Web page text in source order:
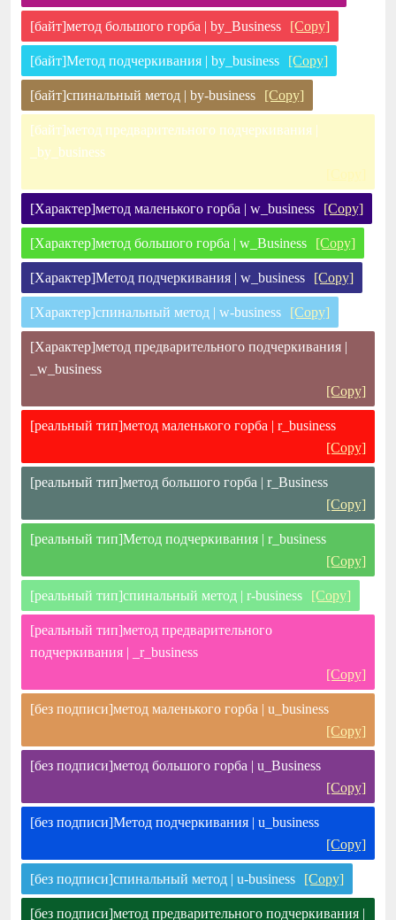
[байт]метод большого горба | by_Business [Copy]
[байт]Метод подчеркивания | by_business [Copy]
[байт]спинальный метод | by-business [Copy]
[байт]метод предварительного подчеркивания |
_by_business
[Характер]метод маленького горба | w_business [Copy]
[Характер]метод большого горба | w_Business [Copy]
[Характер]Метод подчеркивания | w_business [Copy]
[Характер]спинальный метод | w-business [Copy]
[Характер]метод предварительного подчеркивания |
_w_business
[Copy]
[реальный тип]метод маленького горба | r_business
[Copy]
[реальный тип]метод большого горба | r_Business
[Copy]
[реальный тип]Метод подчеркивания | r_business
[Copy]
[реальный тип]спинальный метод | r-business [Copy]
[реальный тип]метод предварительного
подчеркивания | _r_business
[Copy]
[без подписи]метод маленького горба | u_business
[Copy]
[без подписи]метод большого горба | u_Business
[Copy]
[без подписи]Метод подчеркивания | u_business
[Copy]
[без подписи]спинальный метод | u-business [Copy]
[без подписи]метод предварительного подчеркивания |